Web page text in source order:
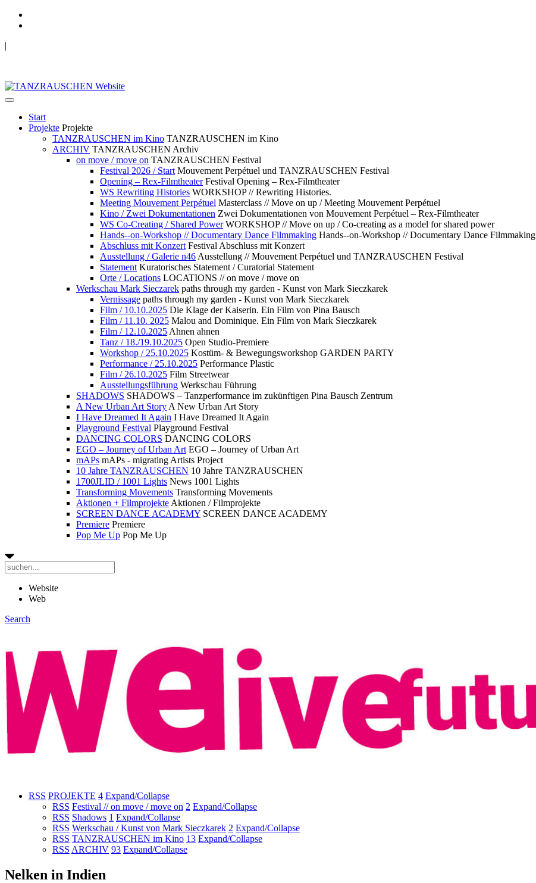
|
Start
Projekte Projekte
TANZRAUSCHEN im Kino TANZRAUSCHEN im Kino
ARCHIV TANZRAUSCHEN Archiv
on move / move on TANZRAUSCHEN Festival
Festival 2026 / Start Mouvement Perpétuel und TANZRAUSCHEN Festival
Opening – Rex-Filmtheater Festival Opening – Rex-Filmtheater
WS Rewriting Histories WORKSHOP // Rewriting Histories.
Meeting Mouvement Perpétuel Masterclass // Move on up / Meeting Mouvement Perpétuel
Kino / Zwei Dokumentationen Zwei Dokumentationen von Mouvement Perpétuel – Rex-Filmtheater
WS Co-Creating / Shared Power WORKSHOP // Move on up / Co-creating as a model for shared power
Hands--on-Workshop // Documentary Dance Filmmaking Hands--on-Workshop // Documentary Dance Filmmaking
Abschluss mit Konzert Festival Abschluss mit Konzert
Ausstellung / Galerie n46 Ausstellung // Mouvement Perpétuel und TANZRAUSCHEN Festival
Statement Kuratorisches Statement / Curatorial Statement
Orte / Locations LOCATIONS // on move / move on
Werkschau Mark Sieczarek paths through my garden - Kunst von Mark Sieczkarek
Vernissage paths through my garden - Kunst von Mark Sieczkarek
Film / 10.10.2025 Die Klage der Kaiserin. Ein Film von Pina Bausch
Film / 11.10. 2025 Malou and Dominique. Ein Film von Mark Sieczkarek
Film / 12.10.2025 Ahnen ahnen
Tanz / 18./19.10.2025 Open Studio-Premiere
Workshop / 25.10.2025 Kostüm- & Bewegungsworkshop GARDEN PARTY
Performance / 25.10.2025 Performance Plastic
Film / 26.10.2025 Film Streetwear
Ausstellungsführung Werkschau Führung
SHADOWS SHADOWS – Tanzperformance im zukünftigen Pina Bausch Zentrum
A New Urban Art Story A New Urban Art Story
I Have Dreamed It Again I Have Dreamed It Again
Playground Festival Playground Festival
DANCING COLORS DANCING COLORS
EGO – Journey of Urban Art EGO – Journey of Urban Art
mAPs mAPs - migrating Artists Project
10 Jahre TANZRAUSCHEN 10 Jahre TANZRAUSCHEN
1700JLID / 1001 Lights News 1001 Lights
Transforming Movements Transforming Movements
Aktionen + Filmprojekte Aktionen / Filmprojekte
SCREEN DANCE ACADEMY SCREEN DANCE ACADEMY
Premiere Premiere
Pop Me Up Pop Me Up
Website
Web
Search
RSS PROJEKTE 4 Expand/Collapse
RSS Festival // on move / move on 2 Expand/Collapse
RSS Shadows 1 Expand/Collapse
RSS Werkschau / Kunst von Mark Sieczkarek 2 Expand/Collapse
RSS TANZRAUSCHEN im Kino 13 Expand/Collapse
RSS ARCHIV 93 Expand/Collapse
Nelken in Indien